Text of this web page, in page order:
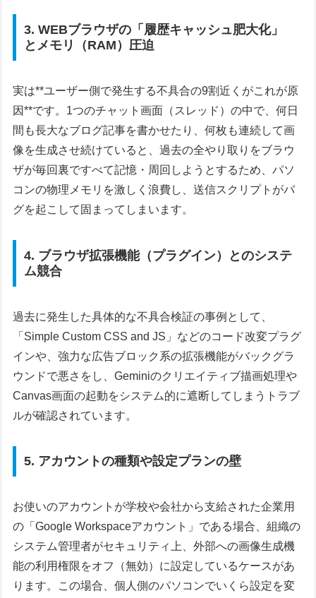
3. WEBブラウザの「履歴キャッシュ肥大化」
とメモリ（RAM）圧迫
実は**ユーザー側で発生する不具合の9割近くがこれが原
因**です。1つのチャット画面（スレッド）の中で、何日
間も長大なブログ記事を書かせたり、何枚も連続して画
像を生成させ続けていると、過去の全やり取りをブラウ
ザが毎回裏ですべて記憶・周回しようとするため、パソ
コンの物理メモリを激しく浪費し、送信スクリプトがバ
グを起こして固まってしまいます。
4. ブラウザ拡張機能（プラグイン）とのシステ
ム競合
過去に発生した具体的な不具合検証の事例として、
「Simple Custom CSS and JS」などのコード改変プラグ
インや、強力な広告ブロック系の拡張機能がバックグラ
ウンドで悪さをし、Geminiのクリエイティブ描画処理や
Canvas画面の起動をシステム的に遮断してしまうトラブ
ルが確認されています。
5. アカウントの種類や設定プランの壁
お使いのアカウントが学校や会社から支給された企業用
の「Google Workspaceアカウント」である場合、組織の
システム管理者がセキュリティ上、外部への画像生成機
能の利用権限をオフ（無効）に設定しているケースがあ
ります。この場合、個人側のパソコンでいくら設定を変